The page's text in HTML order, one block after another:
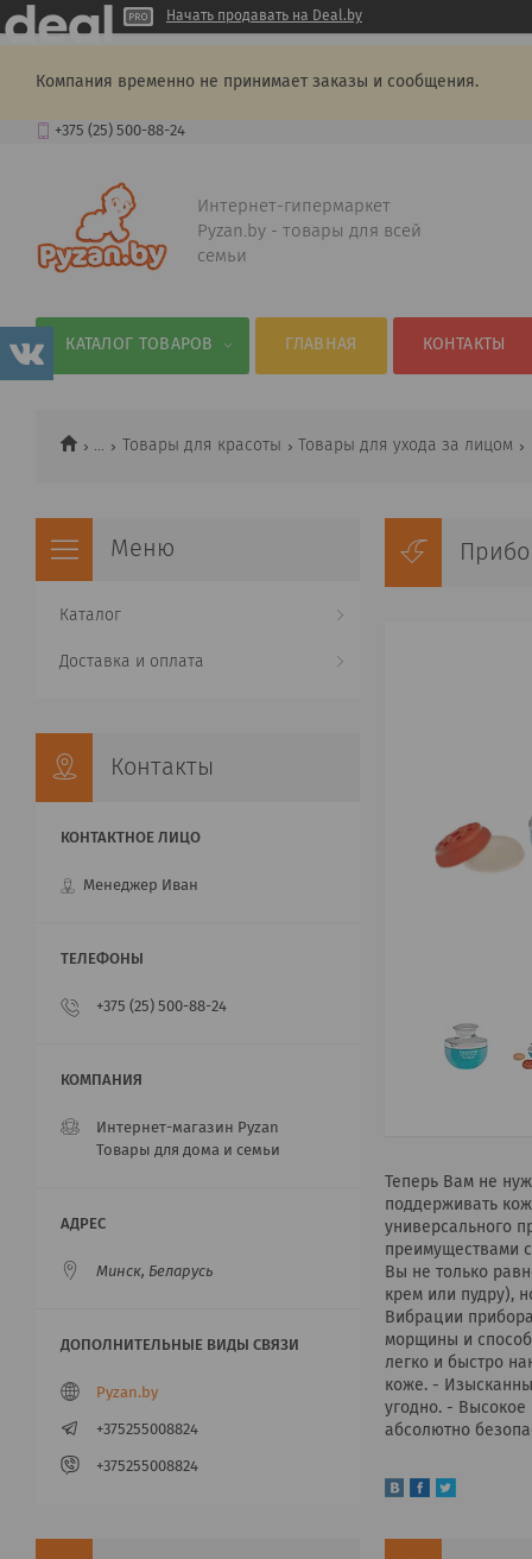
Начать продавать на Deal.by
Компания временно не принимает заказы и сообщения.
+375 (25) 500-88-24
Интернет-гипермаркет
Pyzan.by - товары для всей
семьи
КАТАЛОГ ТОВАРОВ ГЛАВНАЯ КОНТАКТЫ
... Товары для красоты Товары для ухода за лицом
Теперь Вам не
поддерживать
универсального
преимуществами
Вы не только
крем или пудру),
Вибрации
морщины и
легко и быстро
коже. -
угодно. - Высокое
абсолютно
Каталог
Доставка и оплата
Контакты
Менеджер Иван
+375 (25) 500-88-24
Интернет-магазин Pyzan
Товары для дома и семьи
Минск, Беларусь
Pyzan.by
+375255008824
+375255008824